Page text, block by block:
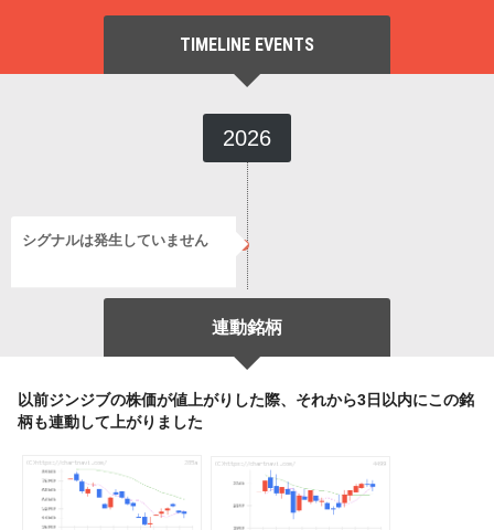
TIMELINE EVENTS
2026
シグナルは発生していません
連動銘柄
以前ジンジブの株価が値上がりした際、それから3日以内にこの銘
柄も連動して上がりました